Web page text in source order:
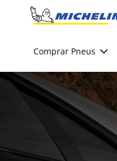
Go to page content
Comprar Pneus